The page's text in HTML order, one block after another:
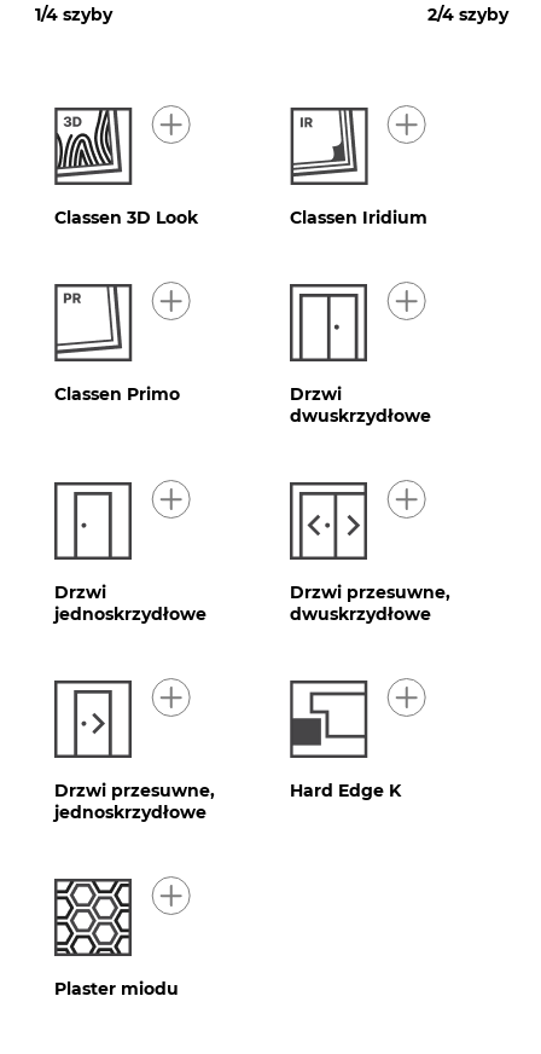
1/4 szyby 2/4 szyby
Classen 3D Look Classen Iridium
Classen Primo
Drzwi
dwuskrzydłowe
Drzwi
jednoskrzydłowe
Drzwi przesuwne,
dwuskrzydłowe
Drzwi przesuwne,
jednoskrzydłowe
Hard Edge K
Plaster miodu